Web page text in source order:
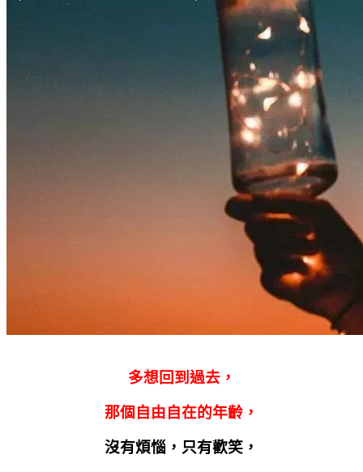
多想回到過去，
那個自由自在的年齡，
沒有煩惱，只有歡笑，